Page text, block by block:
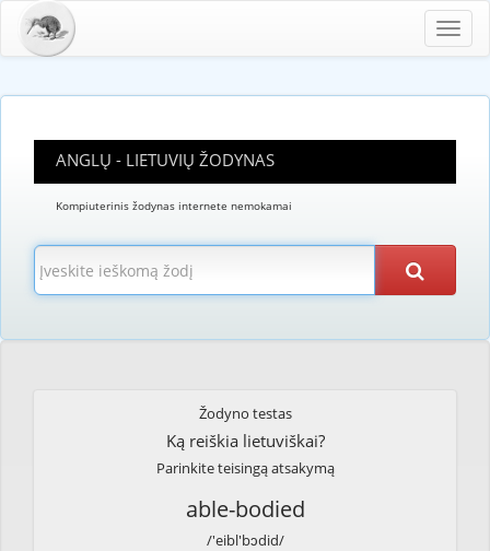
ANGLŲ - LIETUVIŲ ŽODYNAS
Kompiuterinis žodynas internete nemokamai
Žodyno testas
Ką reiškia lietuviškai?
Parinkite teisingą atsakymą
able-bodied
/'eibl'bɔdid/